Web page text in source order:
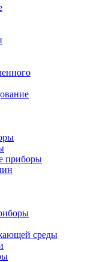
приборы
среды